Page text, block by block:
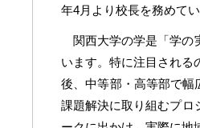
年4月より校長を務めて
関西大学の学是「学の
います。特に注目される
後、中等部・高等部で幅
課題解決に取り組むプロ